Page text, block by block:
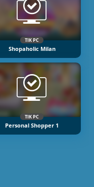
TIK PC
Shopaholic Milan
TIK PC
Personal Shopper 1